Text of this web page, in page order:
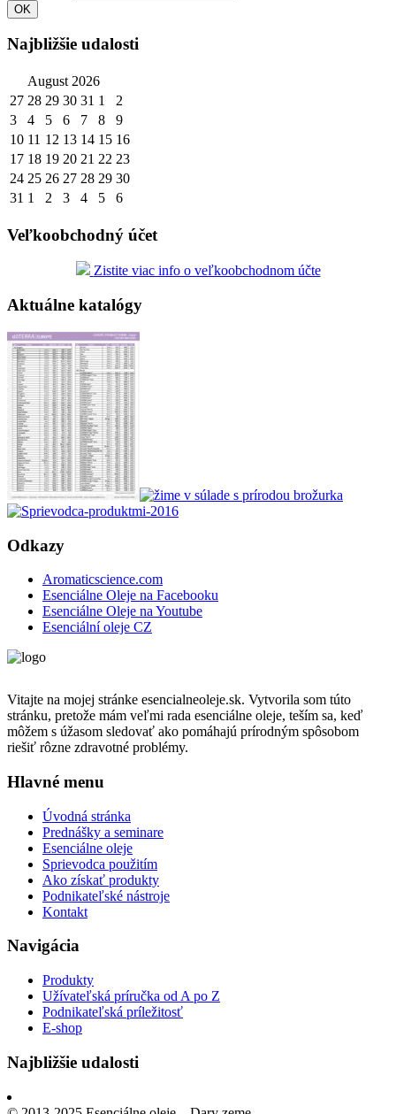
Najbližšie udalosti
August 2026
27 28 29 30 31 1
2
3
4 5 6 7 8
9
10 11 12 13 14 15 16
17 18 19 20 21 22 23
24 25 26 27 28 29 30
31 1 2 3 4 5 6
Veľkoobchodný účet
Zistite viac info o veľkoobchodnom účte
Aktuálne katalógy
Odkazy
Aromaticscience.com
Esenciálne Oleje na Facebooku
Esenciálne Oleje na Youtube
Esenciální oleje CZ
Vitajte na mojej stránke esencialneoleje.sk. Vytvorila som túto
stránku, pretože mám veľmi rada esenciálne oleje, teším sa, keď
môžem s úžasom sledovať ako pomáhajú prírodným spôsobom
riešiť rôzne zdravotné problémy.
Hlavné menu
Úvodná stránka
Prednášky a seminare
Esenciálne oleje
Sprievodca použitím
Ako získať produkty
Podnikateľské nástroje
Kontakt
Navigácia
Produkty
Užívateľská príručka od A po Z
Podnikateľská príležitosť
E-shop
Najbližšie udalosti